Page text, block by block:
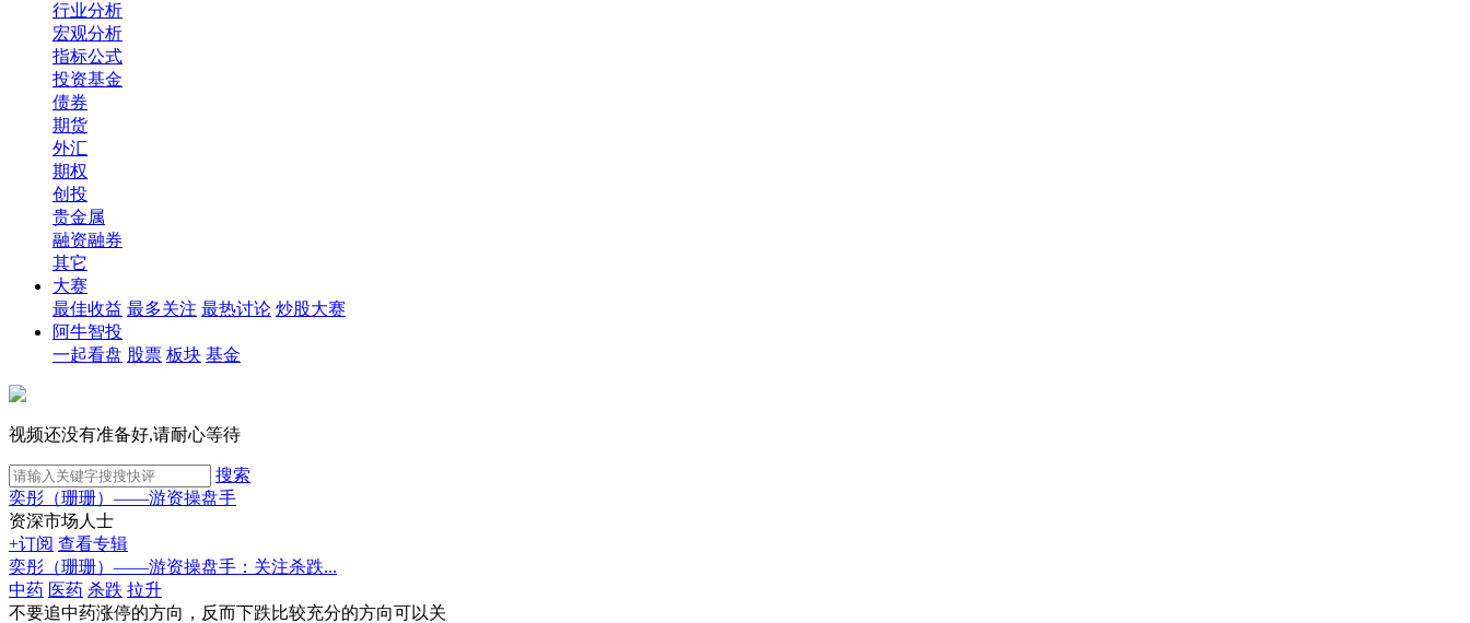
行业分析
宏观分析
指标公式
投资基金
债券
期货
外汇
期权
创投
贵金属
融资融券
其它
大赛
最佳收益 最多关注 最热讨论 炒股大赛
阿牛智投
一起看盘 股票 板块 基金
视频还没有准备好,请耐心等待
搜索
奕彤（珊珊）——游资操盘手
资深市场人士
+订阅 查看专辑
奕彤（珊珊）——游资操盘手：关注杀跌...
中药 医药 杀跌 拉升
不要追中药涨停的方向，反而下跌比较充分的方向可以关